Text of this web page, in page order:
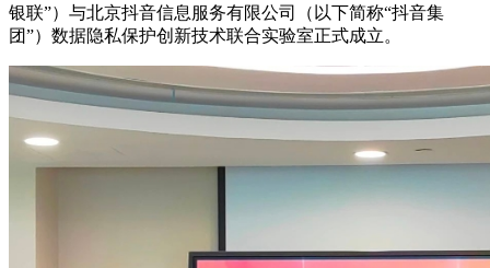
银联”）与北京抖音信息服务有限公司（以下简称“抖音集
团”）数据隐私保护创新技术联合实验室正式成立。